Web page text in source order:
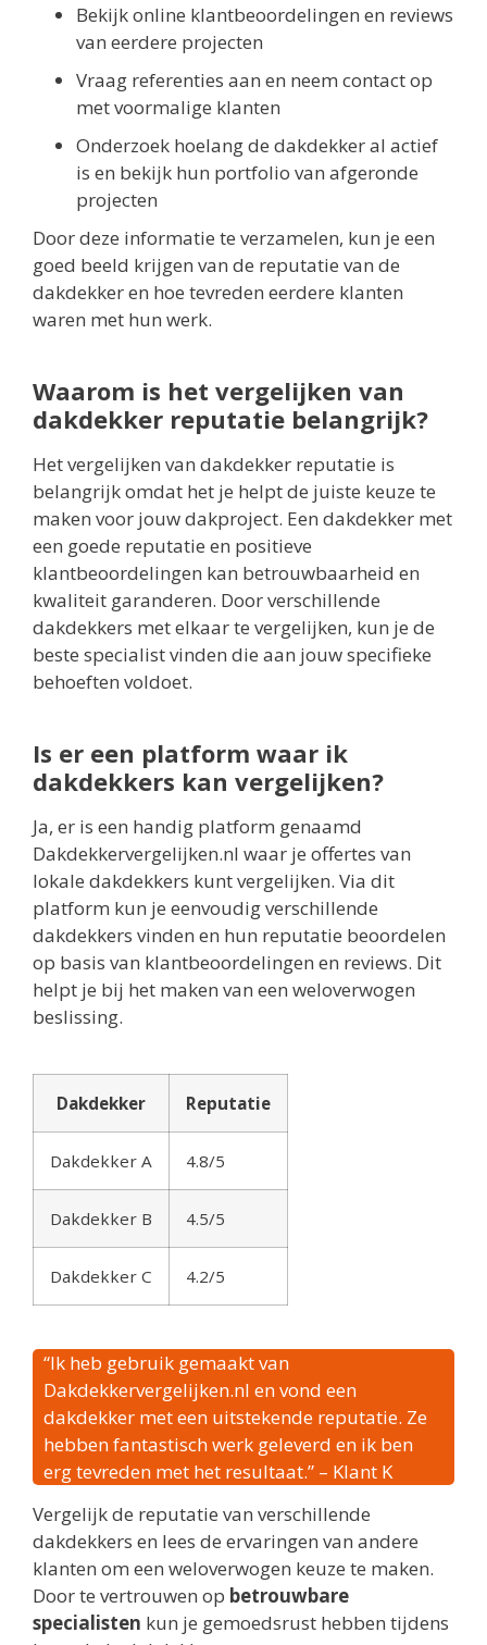
Bekijk online klantbeoordelingen en reviews
van eerdere projecten
Vraag referenties aan en neem contact op
met voormalige klanten
Onderzoek hoelang de dakdekker al actief
is en bekijk hun portfolio van afgeronde
projecten
Door deze informatie te verzamelen, kun je een
goed beeld krijgen van de reputatie van de
dakdekker en hoe tevreden eerdere klanten
waren met hun werk.
Waarom is het vergelijken van
dakdekker reputatie belangrijk?
Het vergelijken van dakdekker reputatie is
belangrijk omdat het je helpt de juiste keuze te
maken voor jouw dakproject. Een dakdekker met
een goede reputatie en positieve
klantbeoordelingen kan betrouwbaarheid en
kwaliteit garanderen. Door verschillende
dakdekkers met elkaar te vergelijken, kun je de
beste specialist vinden die aan jouw specifieke
behoeften voldoet.
Is er een platform waar ik
dakdekkers kan vergelijken?
Ja, er is een handig platform genaamd
Dakdekkervergelijken.nl waar je offertes van
lokale dakdekkers kunt vergelijken. Via dit
platform kun je eenvoudig verschillende
dakdekkers vinden en hun reputatie beoordelen
op basis van klantbeoordelingen en reviews. Dit
helpt je bij het maken van een weloverwogen
beslissing.
Dakdekker Reputatie
Dakdekker A 4.8/5
Dakdekker B 4.5/5
Dakdekker C 4.2/5
“Ik heb gebruik gemaakt van
Dakdekkervergelijken.nl en vond een
dakdekker met een uitstekende reputatie. Ze
hebben fantastisch werk geleverd en ik ben
erg tevreden met het resultaat.” – Klant K
Vergelijk de reputatie van verschillende
dakdekkers en lees de ervaringen van andere
klanten om een weloverwogen keuze te maken.
Door te vertrouwen op betrouwbare
specialisten kun je gemoedsrust hebben tijdens